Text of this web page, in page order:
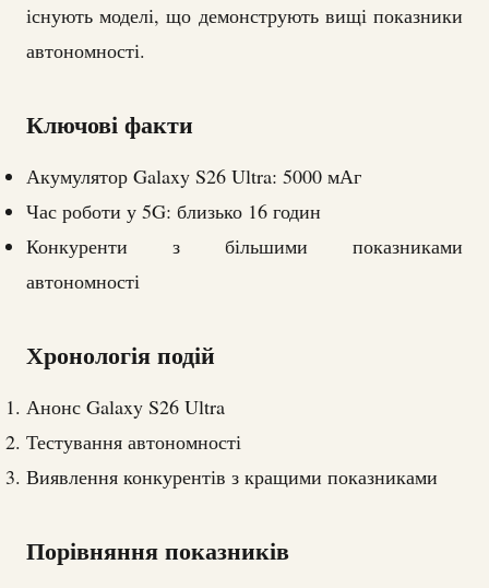
існують моделі, що демонструють вищі показники
автономності.
Ключові факти
Акумулятор Galaxy S26 Ultra: 5000 мАг
Час роботи у 5G: близько 16 годин
Конкуренти з більшими показниками
автономності
Хронологія подій
Анонс Galaxy S26 Ultra
Тестування автономності
Виявлення конкурентів з кращими показниками
Порівняння показників